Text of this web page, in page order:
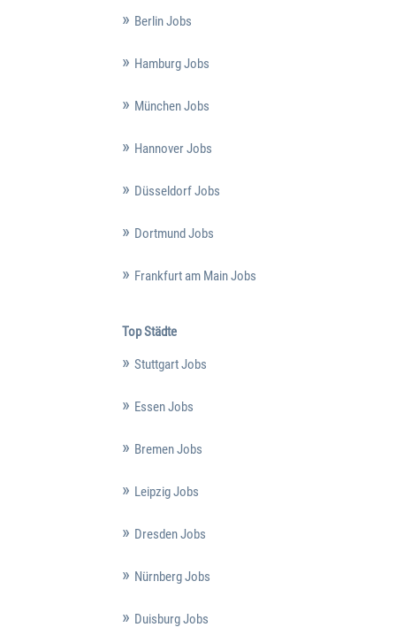
Berlin Jobs
Hamburg Jobs
München Jobs
Hannover Jobs
Düsseldorf Jobs
Dortmund Jobs
Frankfurt am Main Jobs
Top Städte
Stuttgart Jobs
Essen Jobs
Bremen Jobs
Leipzig Jobs
Dresden Jobs
Nürnberg Jobs
Duisburg Jobs